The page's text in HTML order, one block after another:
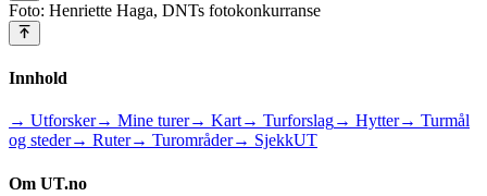
Foto: Henriette Haga, DNTs fotokonkurranse
Innhold
→ Utforsker→ Mine turer→ Kart→ Turforslag→ Hytter→ Turmål
og steder→ Ruter→ Turområder→ SjekkUT
Om UT.no